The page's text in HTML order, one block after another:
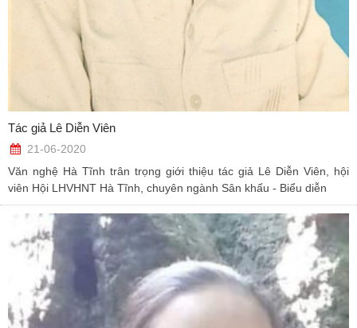
Tác giả Lê Diễn Viên
21-06-2020
Văn nghệ Hà Tĩnh trân trọng giới thiệu tác giả Lê Diễn Viên, hội
viên Hội LHVHNT Hà Tĩnh, chuyên ngành Sân khấu - Biểu diễn